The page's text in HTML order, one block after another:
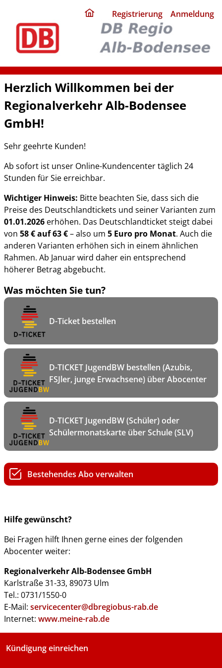
home
page
Registrierung Anmeldung
Herzlich Willkommen bei der
Regionalverkehr Alb-Bodensee
GmbH!
Sehr geehrte Kunden!
Ab sofort ist unser Online-Kundencenter täglich 24
Stunden für Sie erreichbar.
Wichtiger Hinweis: Bitte beachten Sie, dass sich die
Preise des Deutschlandtickets und seiner Varianten zum
01.01.2026 erhöhen. Das Deutschlandticket steigt dabei
von 58 € auf 63 €– also um 5 Euro pro Monat. Auch die
anderen Varianten erhöhen sich in einem ähnlichen
Rahmen. Ab Januar wird daher ein entsprechend
höherer Betrag abgebucht.
Was möchten Sie tun?
D-Ticket bestellen
D-TICKET JugendBW bestellen (Azubis,
FSJler, junge Erwachsene) über Abocenter
D-TICKET JugendBW (Schüler) oder
Schülermonatskarte über Schule (SLV)
Bestehendes Abo verwalten
Hilfe gewünscht?
Bei Fragen hilft Ihnen gerne eines der folgenden
Abocenter weiter:
Regionalverkehr Alb-Bodensee GmbH
Karlstraße 31-33, 89073 Ulm
Tel.: 0731/1550-0
E-Mail: servicecenter@dbregiobus-rab.de
Internet: www.meine-rab.de
Kündigung einreichen